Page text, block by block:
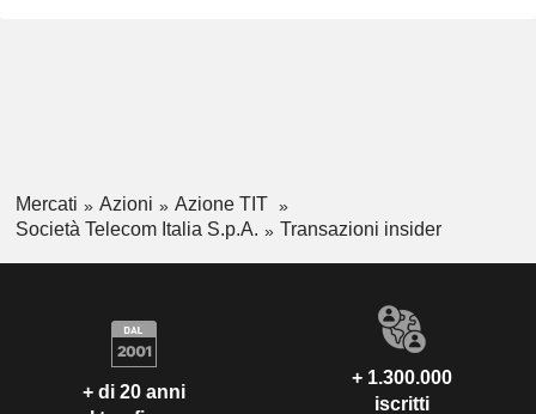
Mercati Azioni
Azione TIT
Società Telecom Italia S.p.A.
Transazioni insider
+ di 20 anni
+ 1.300.000
iscritti